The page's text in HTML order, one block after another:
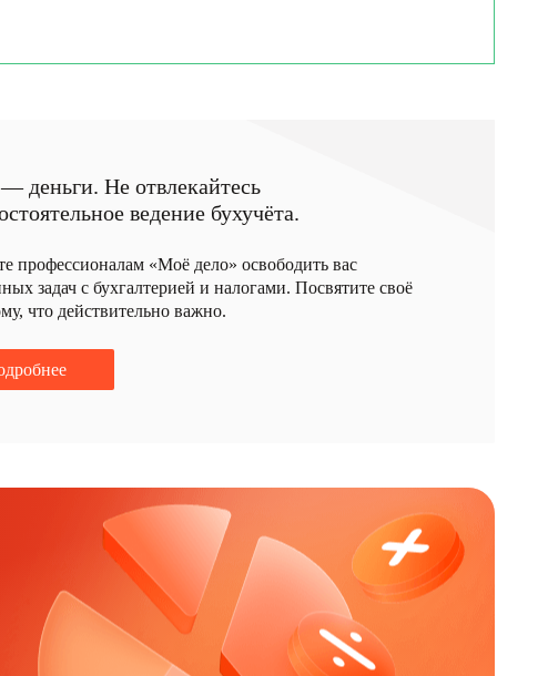
деньги. Не отвлекайтесь
ведение бухучёта.
профессионалам «Моё дело» освободить вас
задач с бухгалтерией и налогами. Посвятите своё
что действительно важно.